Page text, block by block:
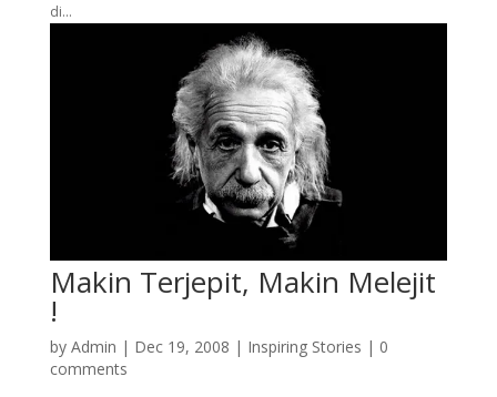
di...
Makin Terjepit, Makin Melejit
!
by Admin | Dec 19, 2008 | Inspiring Stories | 0
comments